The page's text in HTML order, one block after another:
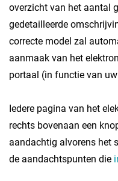
overzicht van het aantal
gedetailleerde
correcte model zal
aanmaak van het
portaal (in functie van
Iedere pagina van het
rechts bovenaan een
aandachtig alvorens het
de aandachtspunten die